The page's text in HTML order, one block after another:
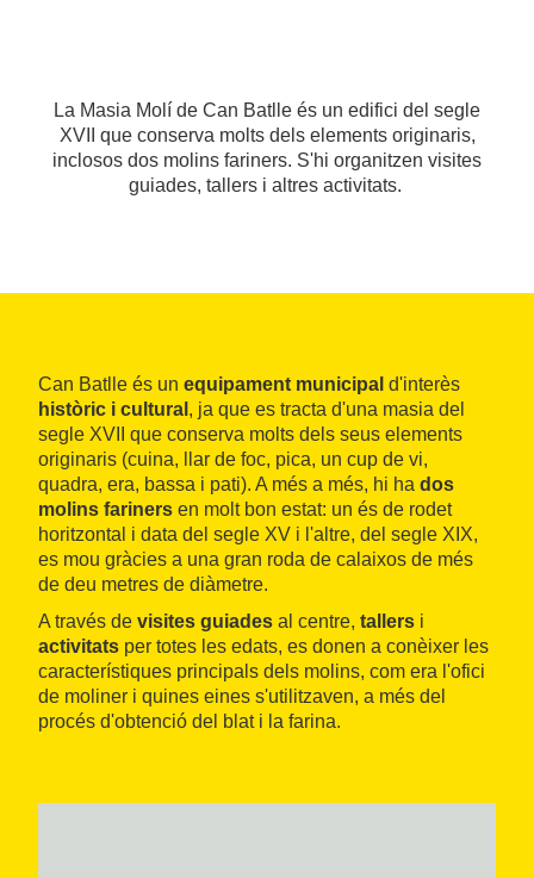
La Masia Molí de Can Batlle és un edifici del segle
XVII que conserva molts dels elements originaris,
inclosos dos molins fariners. S'hi organitzen visites
guiades, tallers i altres activitats.
Can Batlle és un equipament municipal d'interès
històric i cultural , ja que es tracta d'una masia del
segle XVII que conserva molts dels seus elements
originaris (cuina, llar de foc, pica, un cup de vi,
quadra, era, bassa i pati). A més a més, hi ha dos
molins fariners en molt bon estat: un és de rodet
horitzontal i data del segle XV i l'altre, del segle XIX,
es mou gràcies a una gran roda de calaixos de més
de deu metres de diàmetre.
A través de visites guiades al centre, tallers i
activitats per totes les edats, es donen a conèixer les
característiques principals dels molins, com era l'ofici
de moliner i quines eines s'utilitzaven, a més del
procés d'obtenció del blat i la farina.